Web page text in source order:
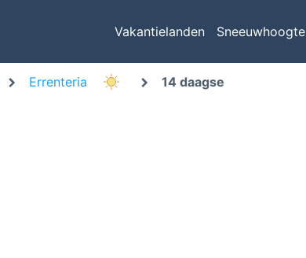
Vakantielanden Sneeuwhoogte
Errenteria 14 daagse